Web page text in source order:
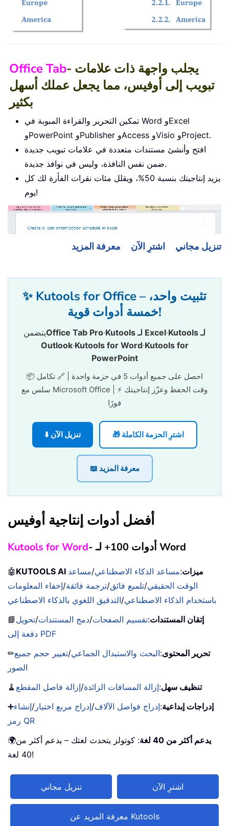
Office Tab- يجلب واجهة ذات علامات
تبويب إلى أوفيس، مما يجعل عملك أسهل
بكثير
تمكين التحرير والقراءة المبوبة في Word وExcel
وPowerPoint وPublisher وAccess وVisio وProject.
افتح وأنشئ مستندات متعددة في علامات تبويب جديدة
ضمن نفس النافذة، وليس في نوافذ جديدة.
يزيد إنتاجيتك بنسبة 50%، ويقلل مئات نقرات الفأرة لك كل
يوم!
تنزيل مجاني اشترِ الآن معرفة المزيد
✨ Kutools for Office – تثبيت واحد،
خمسة أدوات قوية!
يتضمنOffice Tab Pro· Kutools لـ Excel·Kutools لـ
Outlook·Kutools for Word·Kutools for
PowerPoint
📦 احصل على جميع أدوات 5 في حزمة واحدة | 🔗 تكامل
سلس مع Microsoft Office | ⚡ وقت الحفظ وعزّز إنتاجيتك
فورًا
⬇️ تنزيل الآن 🎁 اشترِ الحزمة الكاملة
📖 معرفة المزيد
أفضل أدوات إنتاجية أوفيس
Kutools for Word - أدوات 100+ لـ Word
🤖 KUTOOLS AI ميزات:مساعد الذكاء الاصطناعي/مساعد
الوقت الحقيقي/تلميع فائق/ترجمة فائقة/إخفاء المعلومات
باستخدام الذكاء الاصطناعي/التدقيق اللغوي بالذكاء الاصطناعي
📘
إتقان المستندات:تقسيم الصفحات/دمج المستندات/تحويل
دفعة إلى PDF
✏
تحرير المحتوى:البحث والاستبدال الجماعي/تغيير حجم جميع
الصور
🧹
تنظيف سهل:إزالة المسافات الزائدة/إزالة فاصل المقطع
➕
إدراجات إبداعية:إدراج فواصل الآلاف/إدراج مربع اختيار /إنشاء
رمز QR
🌍
يدعم أكثر من 40 لغة
: كوتولز يتحدث لغتك – يدعم أكثر من
40 لغة!
تنزيل مجاني اشترِ الآن
معرفة المزيد عن Kutools